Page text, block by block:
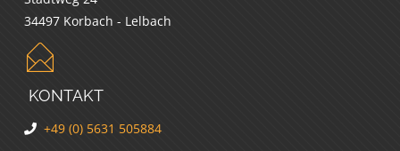
34497 Korbach - Lelbach
KONTAKT
+49 (0) 5631 505884